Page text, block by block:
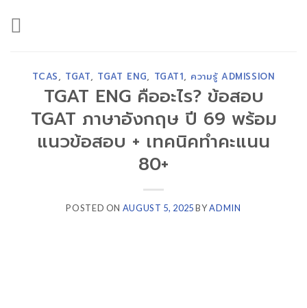
to
TCAS, TGAT, TGAT ENG, TGAT1, ความรู้ ADMISSION
TGAT ENG คืออะไร? ข้อสอบ
TGAT ภาษาอังกฤษ ปี 69 พร้อม
แนวข้อสอบ + เทคนิคทำคะแนน
80+
POSTED ON AUGUST 5, 2025BYADMIN